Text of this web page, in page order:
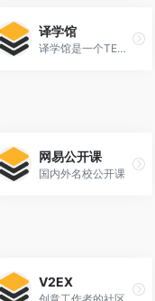
译学馆
译学馆是一个TED、学习教育类网站。译学馆官网最新网址是：www.yxgapp.com，2021-04-04[…]
网易公开课
国内外名校公开课
V2EX
创意工作者的社区